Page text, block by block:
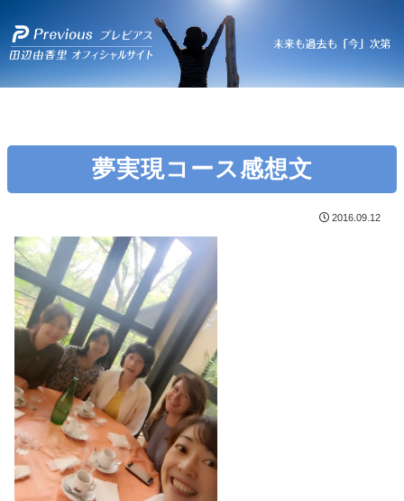
夢実現コース感想文
2016.09.12